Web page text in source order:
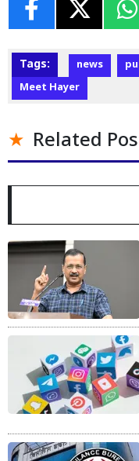
Tags: news
Meet Hayer
Related